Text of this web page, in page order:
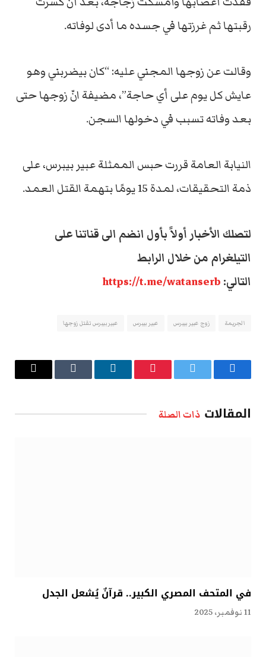
رقبتها ثم غرزتها في جسده ما أدى لوفاته.
وقالت عن زوجها المجني عليه: “كان بيضربني وهو
عايش كل يوم على أي حاجة”، مضيفة انّ زوجها حتى
بعد وفاته تسبب في دخولها السجن.
النيابة العامة قررت حبس الممثلة عبير بيبرس، على
ذمة التحقيقات، لمدة 15 يومًا بتهمة القتل العمد.
لتصلك الأخبار أولاً بأول انضم الى قناتنا على
التيلغرام من خلال الرابط
التالي: https://t.me/watanserb
الجريمة زوج عبير بيبرس عبير بيبرس عبير بيبرس تقتل زوجها
فيسبوك تويتر بينتيريستلينكدإن Tumblr
البريد
المقالات ذات الصلة
في المتحف المصري الكبير.. قرآنٌ يُشعل الجدل
11 نوفمبر، 2025